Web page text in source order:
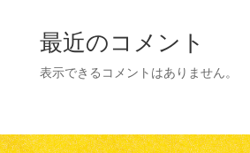
最近のコメント
表示できるコメントはありません。